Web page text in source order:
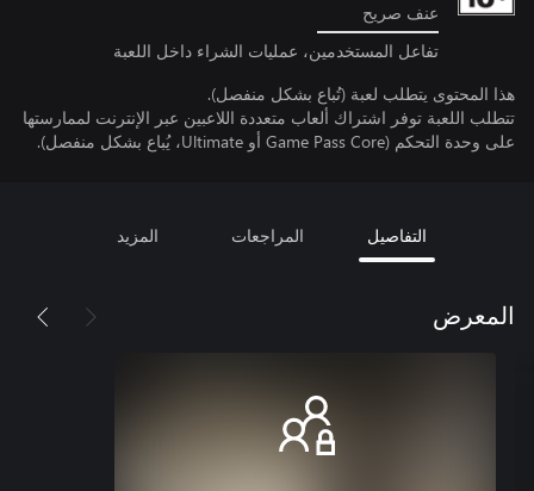
عنف صريح
تفاعل المستخدمين، عمليات الشراء داخل اللعبة
هذا المحتوى يتطلب لعبة (تُباع بشكل منفصل).
تتطلب اللعبة توفر اشتراك ألعاب متعددة اللاعبين عبر الإنترنت لممارستها
على وحدة التحكم (Game Pass Core أو Ultimate، يُباع بشكل منفصل).
التفاصيل المراجعات المزيد
المعرض